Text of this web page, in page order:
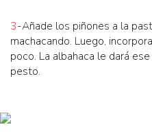
3-Añade los piñones a la
machacando. Luego,
poco. La albahaca le dará
pesto.